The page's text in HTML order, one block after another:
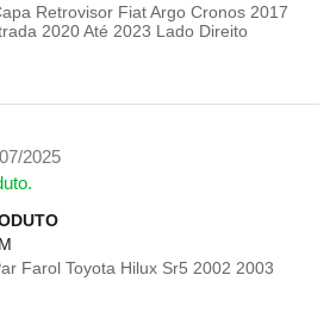
Retrovisor Fiat Argo Cronos 2017
2020 Até 2023 Lado Direito
2025
Farol Toyota Hilux Sr5 2002 2003